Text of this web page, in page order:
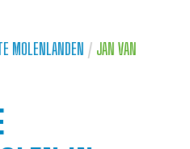
MOLENLANDEN / JAN VAN